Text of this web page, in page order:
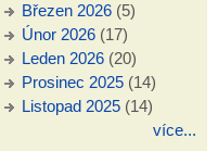
Březen 2026(5)
Únor 2026(17)
Leden 2026(20)
Prosinec 2025(14)
Listopad 2025(14)
více...